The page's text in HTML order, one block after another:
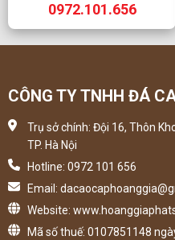
0972.101.656
CÔNG TY TNHH ĐÁ
Trụ sở chính: Đội 16, Thôn
TP. Hà Nội
Hotline: 0972 101 656
Email:
Website:
Mã số thuế: 0107851148